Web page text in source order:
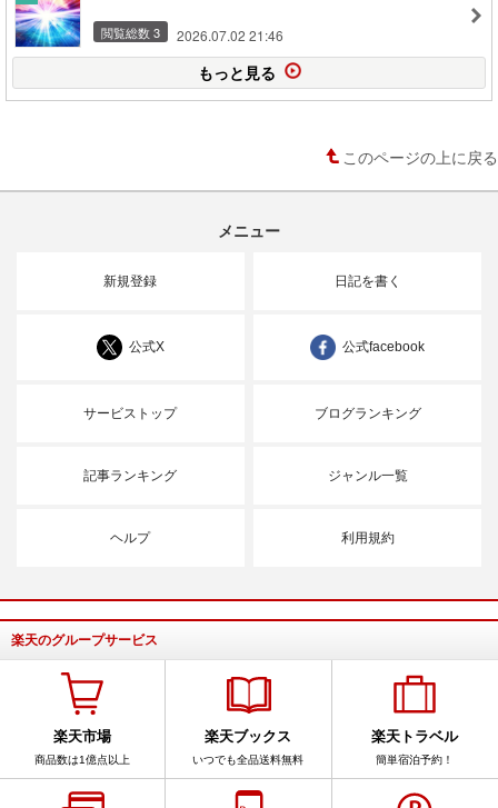
閲覧総数 3 2026.07.02 21:46
もっと見る
このページの上に戻る
メニュー
新規登録 日記を書く
公式X 公式facebook
サービストップ ブログランキング
記事ランキング ジャンル一覧
ヘルプ 利用規約
楽天のグループサービス
楽天市場
商品数は1億点以上
楽天ブックス
いつでも全品送料無料
楽天トラベル
簡単宿泊予約！